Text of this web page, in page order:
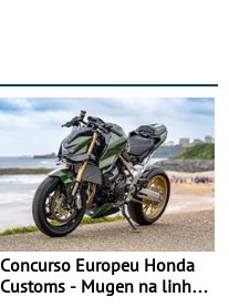
Concurso Europeu Honda
Customs - Mugen na linha